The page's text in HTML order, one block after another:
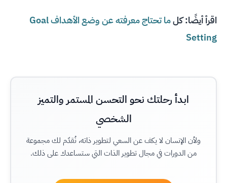
اقرأ أيضًا:كل
ما تحتاج معرفته عن وضع الأهداف Goal
Setting
ابدأ رحلتك نحو التحسن المستمر والتميز
الشخصي
ولأن الإنسان لا يكف عن السعي لتطوير ذاته، نُقدّم لك مجموعة
من الدورات في مجال تطوير الذات التي ستساعدك على ذلك.